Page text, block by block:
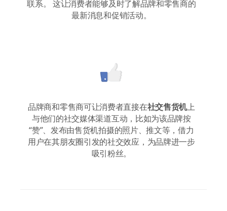
联系。 这让消费者能够及时了解品牌和零售商的
最新消息和促销活动。
品牌商和零售商可让消费者直接在社交售货机上
与他们的社交媒体渠道互动，比如为该品牌按
“赞”、发布由售货机拍摄的照片、推文等，借力
用户在其朋友圈引发的社交效应，为品牌进一步
吸引粉丝。